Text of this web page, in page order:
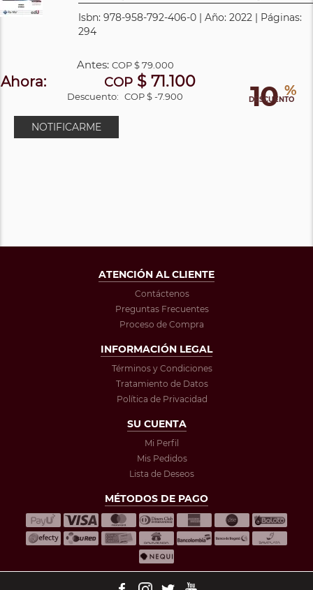
Isbn: 978-958-792-406-0 | Año: 2022 | Páginas:
294
10 %
DESCUENTO
Antes: COP$ 79.000
Ahora: COP$ 71.100
Descuento: COP $ -7.900
NOTIFICARME
ATENCIÓN AL CLIENTE
Contáctenos
Preguntas Frecuentes
Proceso de Compra
INFORMACIÓN LEGAL
Términos y Condiciones
Tratamiento de Datos
Política de Privacidad
SU CUENTA
Mi Perfil
Mis Pedidos
Lista de Deseos
MÉTODOS DE PAGO